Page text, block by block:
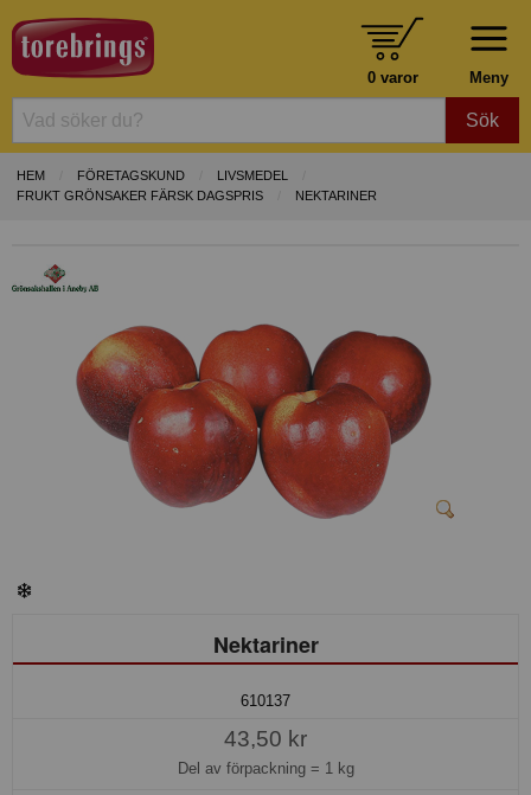
Meny
0 varor
Sök
HEM FÖRETAGSKUND
LIVSMEDEL
FRUKT GRÖNSAKER FÄRSK DAGSPRIS
NEKTARINER
Nektariner
610137
43,50 kr
Del av förpackning = 1 kg